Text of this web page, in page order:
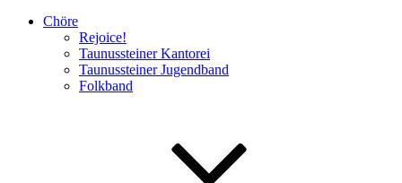
Chöre
Rejoice!
Taunussteiner Kantorei
Taunussteiner Jugendband
Folkband